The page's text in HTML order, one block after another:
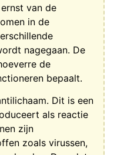
van de
in de
nagegaan. De
de
bepaalt.
Dit is een
als reactie
zijn
zoals virussen,